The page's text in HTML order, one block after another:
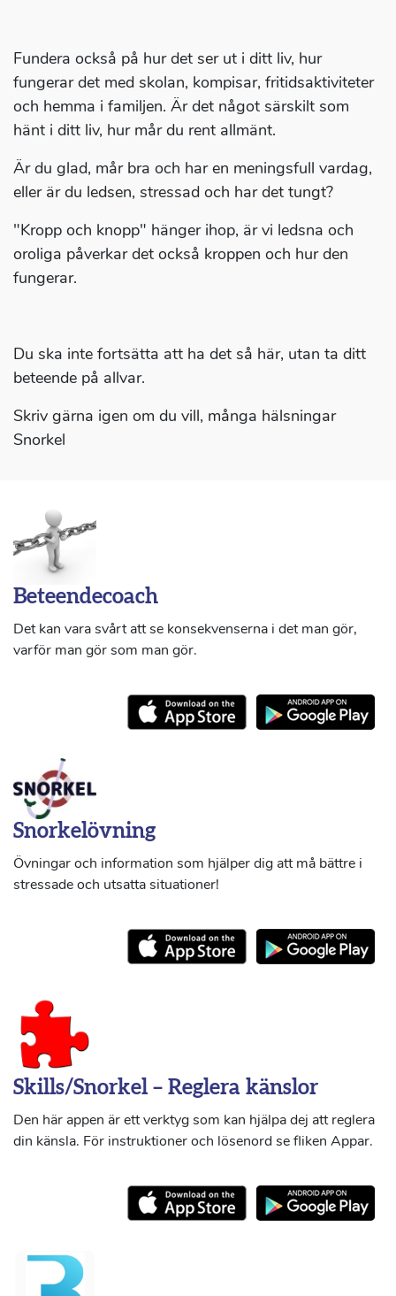
Fundera också på hur det ser ut i ditt liv, hur
fungerar det med skolan, kompisar, fritidsaktiviteter
och hemma i familjen. Är det något särskilt som
hänt i ditt liv, hur mår du rent allmänt.
Är du glad, mår bra och har en meningsfull vardag,
eller är du ledsen, stressad och har det tungt?
"Kropp och knopp" hänger ihop, är vi ledsna och
oroliga påverkar det också kroppen och hur den
fungerar.
Du ska inte fortsätta att ha det så här, utan ta ditt
beteende på allvar.
Skriv gärna igen om du vill, många hälsningar
Snorkel
Beteendecoach
Det kan vara svårt att se konsekvenserna i det man gör,
varför man gör som man gör.
Snorkelövning
Övningar och information som hjälper dig att må bättre i
stressade och utsatta situationer!
Skills/Snorkel – Reglera känslor
Den här appen är ett verktyg som kan hjälpa dej att reglera
din känsla. För instruktioner och lösenord se fliken Appar.